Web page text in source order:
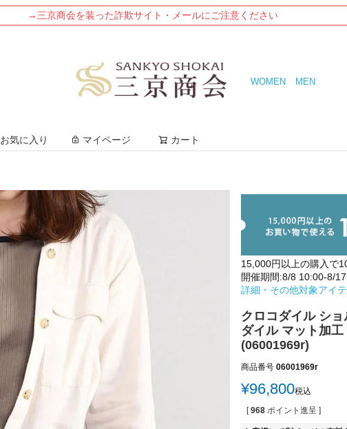
→三京商会を装った詐欺サイト・メールにご注意ください
WOMEN MEN
お気に入り マイページ カート
15,000円以上の購入で
開催期間:8/8 10:00-8/
詳細・その他対象アイ
クロコダイル シ
ダイル マット加
(06001969r)
商品番号 06001969r
¥96,800税込
[ 968 ポイント進呈 ]